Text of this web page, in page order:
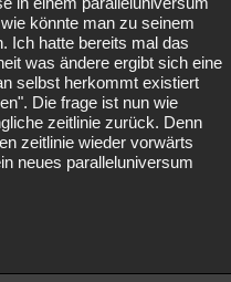
könnte man zu seinem
Ich hatte bereits mal das
was ändere ergibt sich eine
selbst herkommt existiert
Die frage ist nun wie
zeitlinie zurück. Denn
zeitlinie wieder vorwärts
neues paralleluniversum